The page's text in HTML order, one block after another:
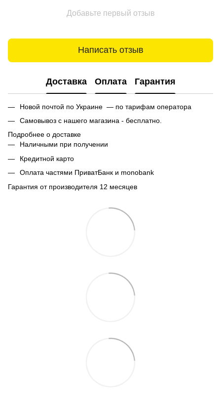
Добавьте первый отзыв
Написать отзыв
Доставка Оплата Гарантия
Новой почтой по Украине — по тарифам оператора
Самовывоз с нашего магазина - бесплатно.
Подробнее о доставке
Наличными при получении
Кредитной карто
Оплата частями ПриватБанк и monobank
Гарантия от производителя 12 месяцев